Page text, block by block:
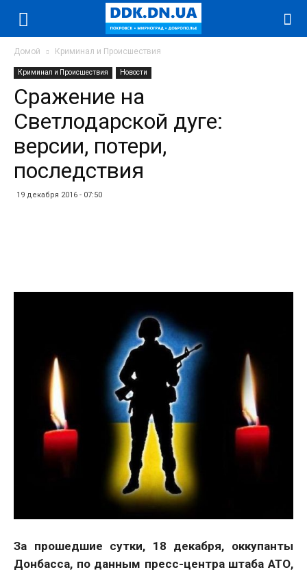
Домой Криминал и Происшествия
Криминал и Происшествия Новости
Сражение на
Светлодарской дуге:
версии, потери,
последствия
19 декабря 2016 - 07:50
За прошедшие сутки, 18 декабря, оккупанты
Донбасса, по данным пресс-центра штаба АТО,